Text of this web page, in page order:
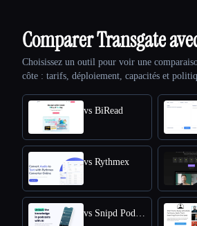
Comparer Transgate
Choisissez un outil pour voir une
côte : tarifs, déploiement, capacités et
vs BiRead
vs Rythmex
vs Snipd Podcast Summaries